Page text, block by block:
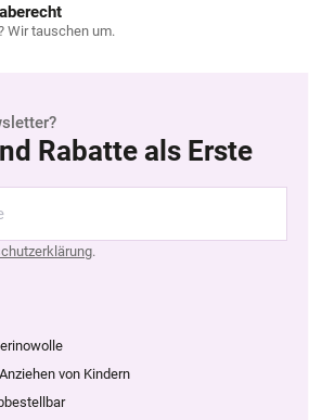
Wir tauschen um.
Rabatte als Erste
.
von Kindern